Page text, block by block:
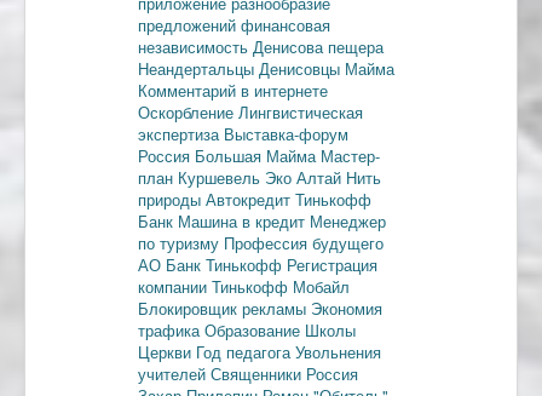
предложений финансовая
независимость Денисова пещера
Неандертальцы Денисовцы Майма
Комментарий в интернете
Оскорбление Лингвистическая
экспертиза Выставка-форум
Россия Большая Майма Мастер-
план Куршевель Эко Алтай Нить
природы Автокредит Тинькофф
Банк Машина в кредит Менеджер
по туризму Профессия будущего
АО Банк Тинькофф Регистрация
компании Тинькофф Мобайл
Блокировщик рекламы Экономия
трафика Образование Школы
Церкви Год педагога Увольнения
учителей Священники Россия